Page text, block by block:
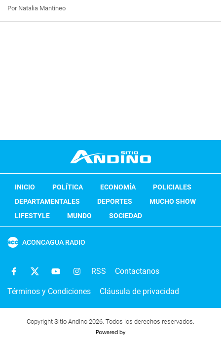
Por Natalia Mantineo
INICIO POLÍTICA ECONOMÍA
POLICIALES
DEPARTAMENTALES
DEPORTES
MUCHO SHOW
LIFESTYLE
MUNDO SOCIEDAD
ACONCAGUA RADIO
RSS Contactanos
Términos y Condiciones Cláusula de privacidad
Copyright Sitio Andino 2026. Todos los derechos reservados.